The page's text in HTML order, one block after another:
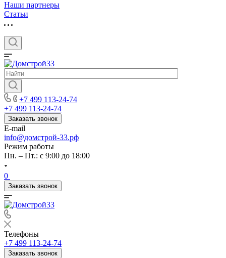
Наши партнеры
Статьи
+7 499 113-24-74
+7 499 113-24-74
Заказать звонок
E-mail
info@домстрой-33.рф
Режим работы
Пн. – Пт.: с 9:00 до 18:00
0
Заказать звонок
Телефоны
+7 499 113-24-74
Заказать звонок